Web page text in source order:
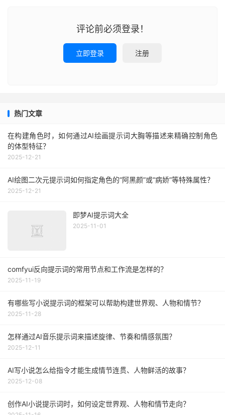
评论前必须登录！
立即登录 注册
热门文章
在构建角色时，如何通过AI绘画提示词大胸等描述来精确控制角色
的体型特征？
2025-12-21
AI绘图二次元提示词如何指定角色的“阿黑颜”或“病娇”等特殊属性？
2025-12-21
即梦AI提示词大全
2025-11-01
comfyui反向提示词的常用节点和工作流是怎样的？
2025-11-19
有哪些写小说提示词的框架可以帮助构建世界观、人物和情节？
2025-11-28
怎样通过AI音乐提示词来描述旋律、节奏和情感氛围？
2025-12-11
AI写小说怎么给指令才能生成情节连贯、人物鲜活的故事？
2025-12-08
创作AI小说提示词时，如何设定世界观、人物和情节走向？